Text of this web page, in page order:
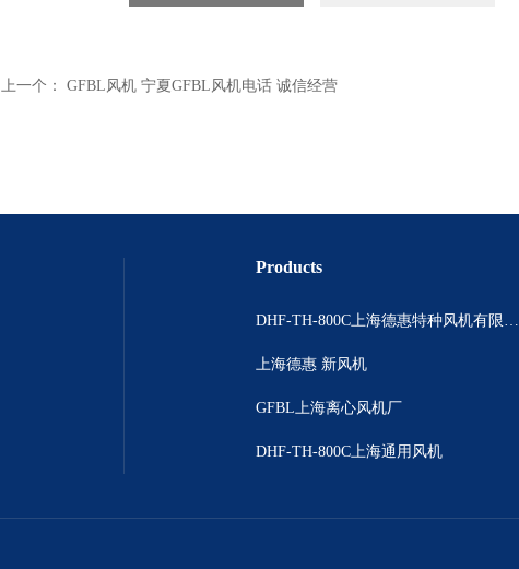
上一个： GFBL风机 宁夏GFBL风机电话 诚信经营
Products
DHF-TH-800C上海德惠特种风机有限公司
上海德惠 新风机
GFBL上海离心风机厂
DHF-TH-800C上海通用风机